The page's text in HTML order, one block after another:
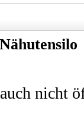
nicht